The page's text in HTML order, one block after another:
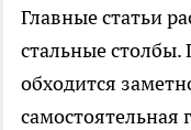
Главные статьи
стальные столбы.
обходится
самостоятельная